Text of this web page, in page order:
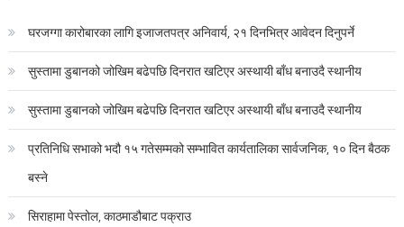
घरजग्गा कारोबारका लागि इजाजतपत्र अनिवार्य, २१ दिनभित्र आवेदन दिनुपर्ने
सुस्तामा डुबानको जोखिम बढेपछि दिनरात खटिएर अस्थायी बाँध बनाउदै स्थानीय
सुस्तामा डुबानको जोखिम बढेपछि दिनरात खटिएर अस्थायी बाँध बनाउदै स्थानीय
प्रतिनिधि सभाको भदौ १५ गतेसम्मको सम्भावित कार्यतालिका सार्वजनिक, १० दिन बैठक
बस्ने
सिराहामा पेस्तोल, काठमाडौबाट पक्राउ